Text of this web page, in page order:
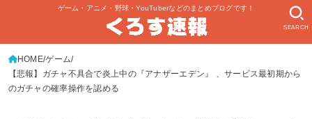
ゲーム・アニメ・野球・YouTuberなどのまとめブログです！
SEARCH
HOME ゲーム
【悲報】ガチャ不具合で炎上中の『アナザーエデン』 、サービス最初期から
のガチャの確率操作を認める